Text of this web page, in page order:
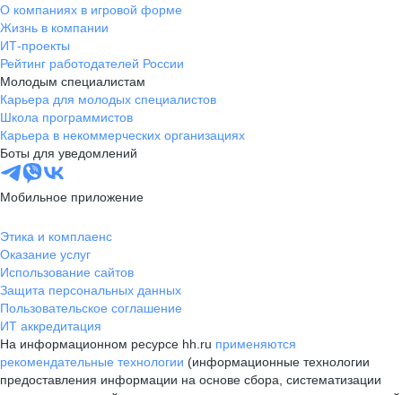
О компаниях в игровой форме
Жизнь в компании
ИТ-проекты
Рейтинг работодателей России
Молодым специалистам
Карьера для молодых специалистов
Школа программистов
Карьера в некоммерческих организациях
Боты для уведомлений
Мобильное приложение
Этика и комплаенс
Оказание услуг
Использование сайтов
Защита персональных данных
Пользовательское соглашение
ИТ аккредитация
На информационном ресурсе hh.ru применяются
рекомендательные технологии (информационные технологии
предоставления информации на основе сбора, систематизации